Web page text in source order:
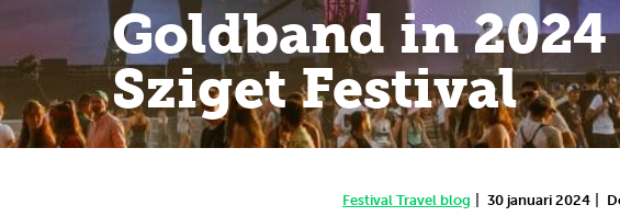
Festivalnieuws
Contact
Mijn account
Goldband in
Sziget Festival
Festival Travel blog | 30 januari 2024 |